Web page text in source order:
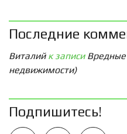
Последние
Виталийк записи
недвижимости)
Подпишитесь!